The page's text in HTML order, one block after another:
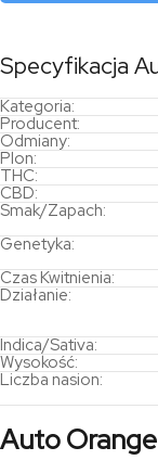
Specyfikacja
Kategoria:
Producent:
Odmiany:
Plon:
THC:
CBD:
Smak/Zapach:
Genetyka:
Czas Kwitnienia:
Działanie:
Indica/Sativa:
Wysokość:
Liczba nasion:
Auto